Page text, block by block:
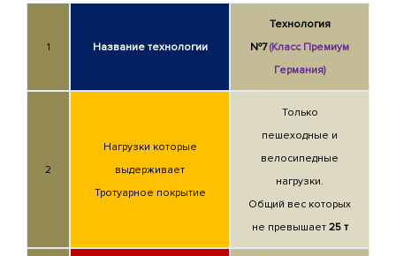
1 Название технологии
Технология
№7(Класс Премиум
Германия)
2
Нагрузки которые
выдерживает
Тротуарное покрытие
Только
пешеходные и
велосипедные
нагрузки.
Общий вес которых
не превышает 25 т